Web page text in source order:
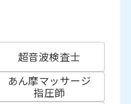
超音波検査士
あん摩マッサージ
指圧師